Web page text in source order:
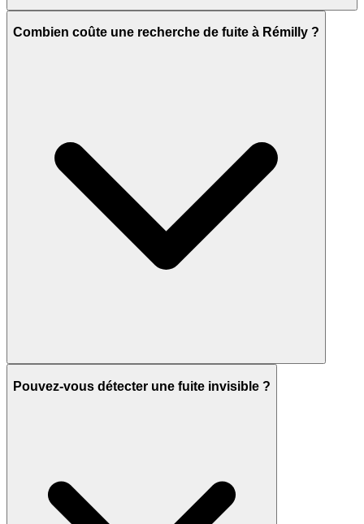
Combien coûte une recherche de fuite à Rémilly ?
Pouvez-vous détecter une fuite invisible ?